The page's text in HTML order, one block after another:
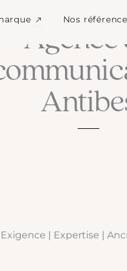
en ligneOuvrir Image de
Nos
L'AGENCE À TAILLE
Agence
Exigence | Expertise |